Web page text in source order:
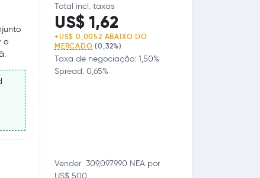
o
Total incl. taxas
US$ 1,62
+US$ 0,0052 ABAIXO DO
MERCADO (0,32%)
Taxa de negociação: 1,50%
Spread: 0,65%
Vender 309,097990 NEA por
US$ 500